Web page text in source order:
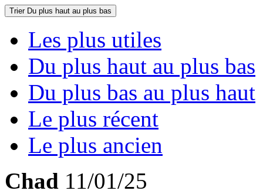
Trier Du plus haut au plus bas
Les plus utiles
Du plus haut au plus bas
Du plus bas au plus haut
Le plus récent
Le plus ancien
Chad 11/01/25